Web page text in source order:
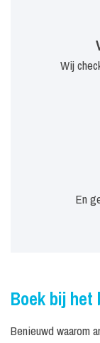
Wij
En
Boek bij
Benieuwd waarom